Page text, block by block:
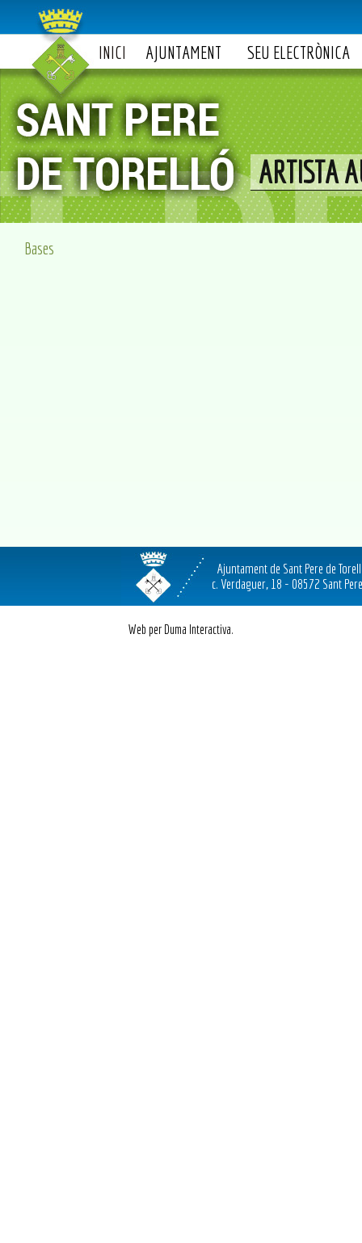
INICI AJUNTAMENT SEU ELECTRÒNICA
ARTISTA
Bases
Ajuntament de Sant Pere de
c. Verdaguer, 18 - 08572 Sant
Web per Duma Interactiva.